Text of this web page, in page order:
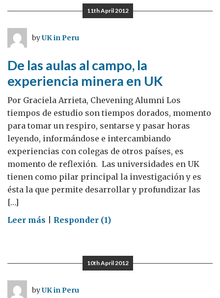
Compartiendo
11th April 2012
byUK in Peru
De las aulas al campo, la
experiencia minera en UK
Por Graciela Arrieta, Chevening Alumni Los
tiempos de estudio son tiempos dorados, momento
para tomar un respiro, sentarse y pasar horas
leyendo, informándose e intercambiando
experiencias con colegas de otros países, es
momento de reflexión. Las universidades en UK
tienen como pilar principal la investigación y es
ésta la que permite desarrollar y profundizar las
[…]
Leer más onResponder (1)
10th April 2012
byUK in Peru